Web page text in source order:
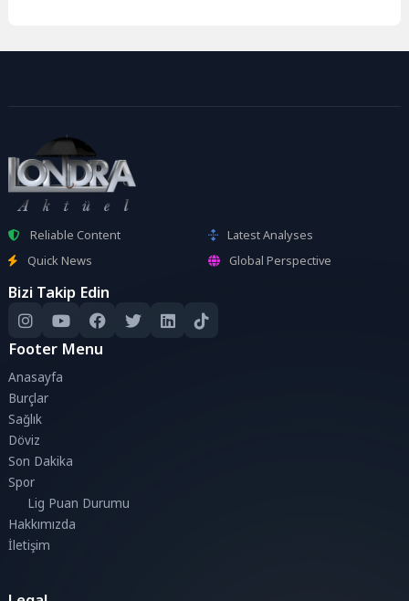
Reliable Content
Latest Analyses
Quick News
Global Perspective
Bizi Takip Edin
Footer Menu
Anasayfa
Burçlar
Sağlık
Döviz
Son Dakika
Spor
Lig Puan Durumu
Hakkımızda
İletişim